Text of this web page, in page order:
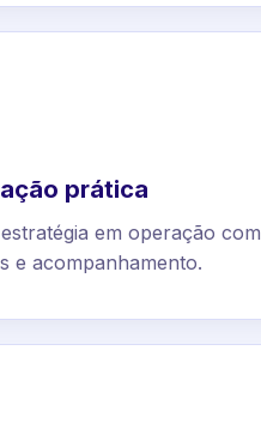
prática
em operação com
e acompanhamento.